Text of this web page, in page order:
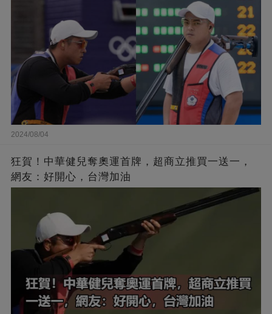
2024/08/04
狂賀！中華健兒奪奧運首牌，超商立推買一送一，
網友：好開心，台灣加油